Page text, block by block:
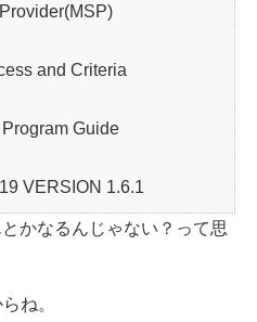
Criteria
Guide
VERSION 1.6.1
かなるんじゃない？って思
ね。